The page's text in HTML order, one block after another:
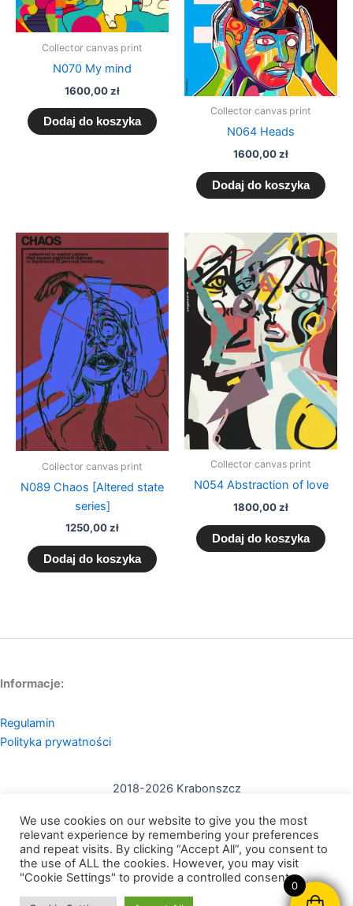
Collector canvas print
N070 My mind
1600,00zł
Dodaj do koszyka
Collector canvas print
N064 Heads
1600,00zł
Dodaj do koszyka
Collector canvas print
N089 Chaos [Altered state
series]
1250,00zł
Dodaj do koszyka
Collector canvas print
N054 Abstraction of love
1800,00zł
Dodaj do koszyka
Informacje:
Regulamin
Polityka prywatności
2018-2026 Krabonszcz
Kontakt:
mail: contact@krabonszcz.com
Nikodem Szewczyk Krabonszcz
We use cookies on our website to give you the most
relevant experience by remembering your preferences
and repeat visits. By clicking “Accept All”, you consent to
the use of ALL the cookies. However, you may visit
"Cookie Settings" to provide a controlled consent.
0